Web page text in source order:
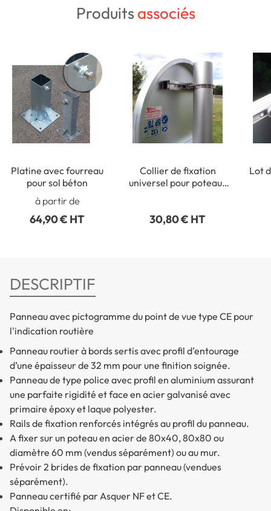
Produitsassociés
Platine avec fourreau
pour sol béton
à partir de
64,90 € HT
Collier de fixation
universel pour poteaux
30,80 € HT
Lot
DESCRIPTIF
Panneau avec pictogramme du point de vue type CE pour
l'indication routière
Panneau routier à bords sertis avec profil d’entourage
d’une épaisseur de 32 mm pour une finition soignée.
Panneau de type police avec profil en aluminium assurant
une parfaite rigidité et face en acier galvanisé avec
primaire époxy et laque polyester.
Rails de fixation renforcés intégrés au profil du panneau.
A fixer sur un poteau en acier de 80x40, 80x80 ou
diamètre 60 mm (vendus séparément) ou au mur.
Prévoir 2 brides de fixation par panneau (vendues
séparément).
Panneau certifié par Asquer NF et CE.